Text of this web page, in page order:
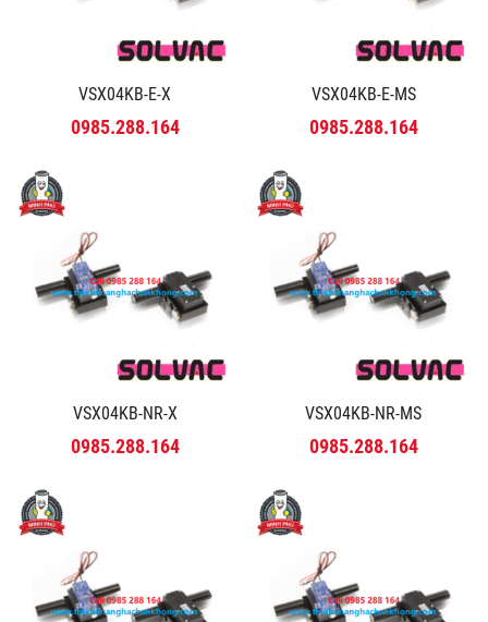
VSX04KB-E-X
0985.288.164
VSX04KB-E-MS
0985.288.164
VSX04KB-NR-X
0985.288.164
VSX04KB-NR-MS
0985.288.164